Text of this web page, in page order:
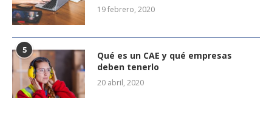
19 febrero, 2020
5
Qué es un CAE y qué empresas
deben tenerlo
20 abril, 2020